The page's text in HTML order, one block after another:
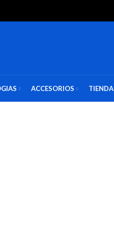
ACCESORIOS TIENDA